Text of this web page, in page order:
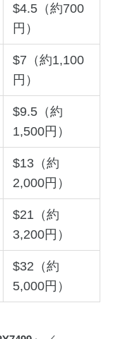
$4.5（約700
円）
$7（約1,100
円）
$9.5（約
1,500円）
$13（約
2,000円）
$21（約
3,200円）
$32（約
5,000円）